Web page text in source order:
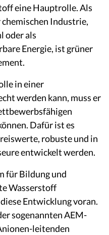
eine Hauptrolle. Als
Industrie,
oder als
Energie, ist grüner
in einer
werden kann, muss er
Dafür ist es
robuste und in
entwickelt werden.
für Bildung und
Wasserstoff
Entwicklung voran.
sogenannten AEM-
leitenden